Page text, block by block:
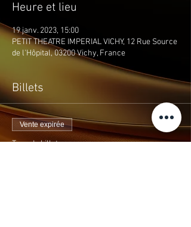
Heure et lieu
19 janv. 2023, 15:00
PETIT THEATRE IMPERIAL VICHY, 12 Rue Source
de l'Hôpital, 03200 Vichy, France
Billets
Vente expirée
Type de billet